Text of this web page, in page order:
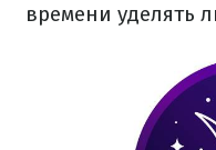
времени уделять